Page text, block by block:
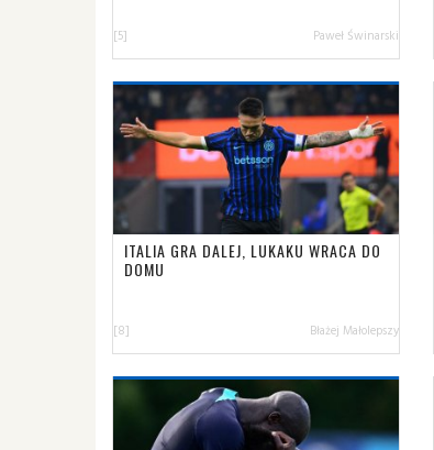
[5] Paweł Świnarski
ITALIA GRA DALEJ, LUKAKU WRACA DO
DOMU
[8] Błażej Małolepszy